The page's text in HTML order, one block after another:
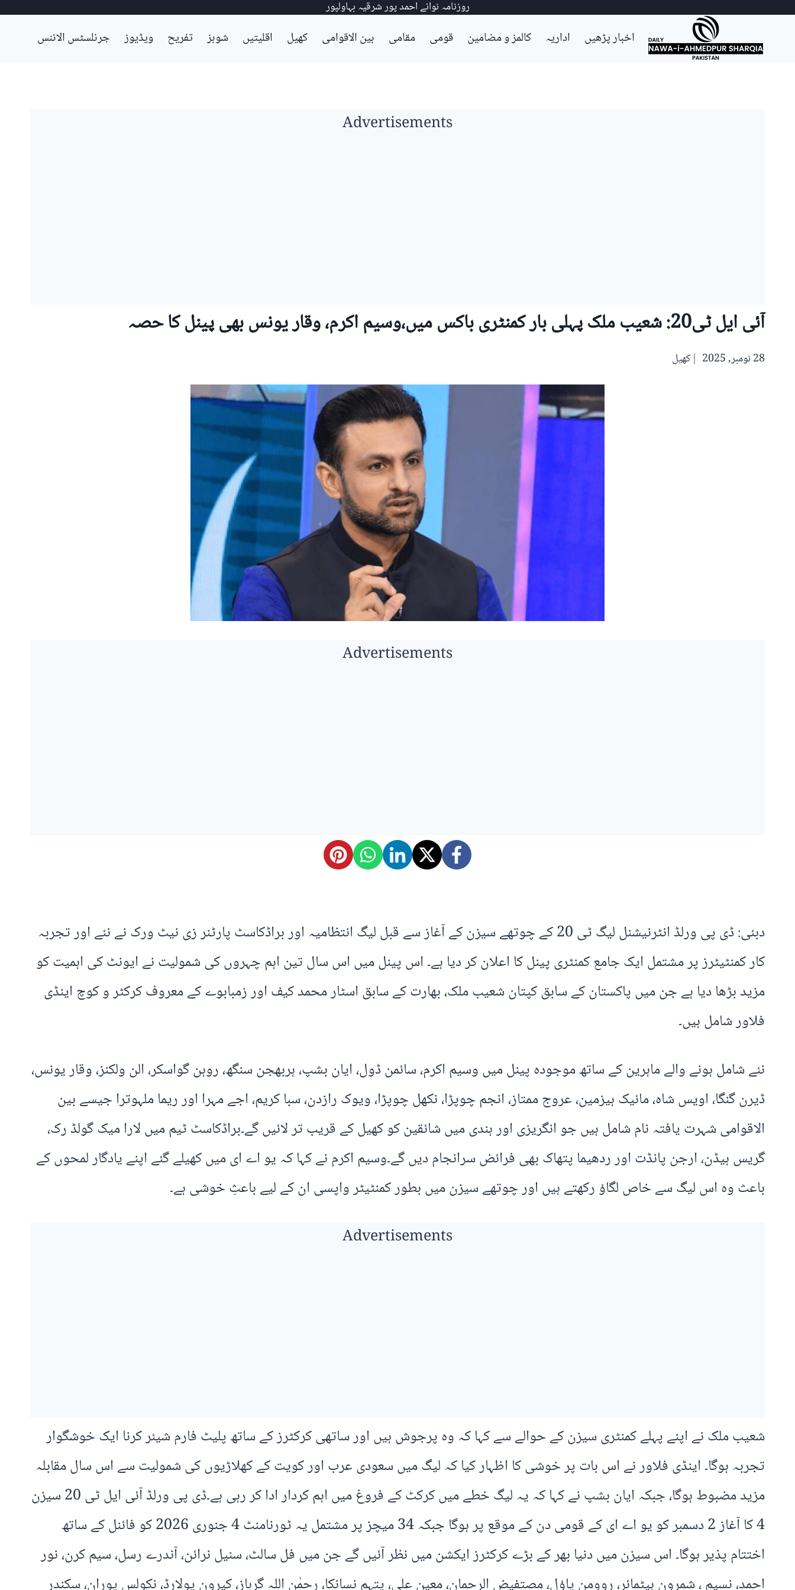
Skip
روزنامہ نوائے احمد پور شرقیہ بہاولپور
اخبار پڑھیں اداریہ کالمز و مضامین قومی مقامی بین الاقوامی کھیل اقلیتیں شوبز تفریح ویڈیوز جرنلسٹس الائنس
Advertisements
آئی ایل ٹی20: شعیب ملک پہلی بار کمنٹری باکس میں،وسیم اکرم، وقار یونس بھی پینل کا حصہ
28 نومبر, 2025 کھیل
Advertisements
دبئی: ڈی پی ورلڈ انٹرنیشنل لیگ ٹی 20 کے چوتھے سیزن کے آغاز سے قبل لیگ انتظامیہ اور براڈکاسٹ پارٹنر زی نیٹ ورک نے نئے اور تجربہ
کار کمنٹیٹرز پر مشتمل ایک جامع کمنٹری پینل کا اعلان کر دیا ہے۔ اس پینل میں اس سال تین اہم چہروں کی شمولیت نے ایونٹ کی اہمیت کو
مزید بڑھا دیا ہے جن میں پاکستان کے سابق کپتان شعیب ملک، بھارت کے سابق اسٹار محمد کیف اور زمبابوے کے معروف کرکٹر و کوچ اینڈی
فلاور شامل ہیں۔
نئے شامل ہونے والے ماہرین کے ساتھ موجودہ پینل میں وسیم اکرم، سائمن ڈول، ایان بشپ، ہربھجن سنگھ، روہن گواسکر، الن ولکنز، وقار یونس،
ڈیرن گنگا، اویس شاہ، مائیک ہیزمین، عروج ممتاز، انجم چوپڑا، نکھل چوپڑا، ویوک رازدن، سبا کریم، اجے مہرا اور ریما ملہوترا جیسے بین
الاقوامی شہرت یافتہ نام شامل ہیں جو انگریزی اور ہندی میں شائقین کو کھیل کے قریب تر لائیں گے۔براڈکاسٹ ٹیم میں لارا میک گولڈ رک،
گریس ہیڈن، ارجن پانڈت اور ردھیما پتھاک بھی فرائض سرانجام دیں گے۔وسیم اکرم نے کہا کہ یو اے ای میں کھیلے گئے اپنے یادگار لمحوں کے
باعث وہ اس لیگ سے خاص لگاؤ رکھتے ہیں اور چوتھے سیزن میں بطور کمنٹیٹر واپسی ان کے لیے باعثِ خوشی ہے۔
Advertisements
شعیب ملک نے اپنے پہلے کمنٹری سیزن کے حوالے سے کہا کہ وہ پرجوش ہیں اور ساتھی کرکٹرز کے ساتھ پلیٹ فارم شیئر کرنا ایک خوشگوار
تجربہ ہوگا۔ اینڈی فلاور نے اس بات پر خوشی کا اظہار کیا کہ لیگ میں سعودی عرب اور کویت کے کھلاڑیوں کی شمولیت سے اس سال مقابلہ
مزید مضبوط ہوگا، جبکہ ایان بشپ نے کہا کہ یہ لیگ خطے میں کرکٹ کے فروغ میں اہم کردار ادا کر رہی ہے۔ڈی پی ورلڈ آئی ایل ٹی 20 سیزن
4 کا آغاز 2 دسمبر کو یو اے ای کے قومی دن کے موقع پر ہوگا جبکہ 34 میچز پر مشتمل یہ ٹورنامنٹ 4 جنوری 2026 کو فائنل کے ساتھ
اختتام پذیر ہوگا۔ اس سیزن میں دنیا بھر کے بڑے کرکٹرز ایکشن میں نظر آئیں گے جن میں فل سالٹ، سنیل نرائن، آندرے رسل، سیم کرن، نور